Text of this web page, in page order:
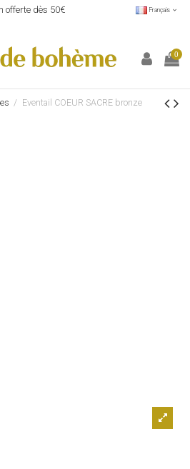
offerte dès 50€ Français
0
Eventail COEUR SACRE bronze